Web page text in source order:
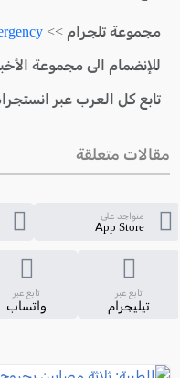
مجموعة تلجرام >>
للإنضمام الى مجموعة
تابع كل العرب عبر
مقالات متعلقة
متواجد على
App Store
تابع عبر
تيليجرام
تابع عبر
واتساب